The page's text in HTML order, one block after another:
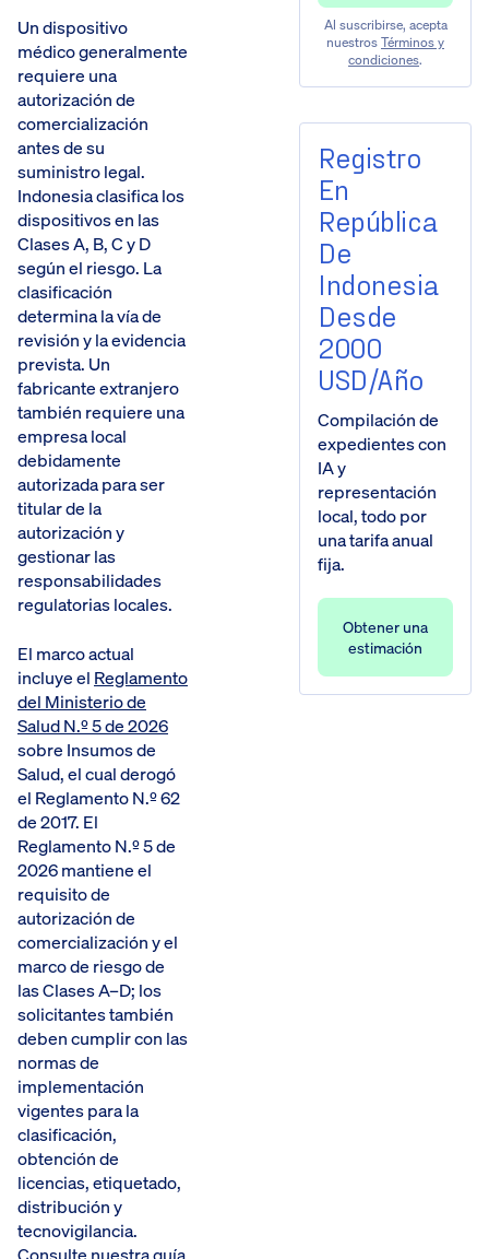
Un dispositivo
médico generalmente
requiere una
autorización de
comercialización
antes de su
suministro legal.
Indonesia clasifica los
dispositivos en las
Clases A, B, C y D
según el riesgo. La
clasificación
determina la vía de
revisión y la evidencia
prevista. Un
fabricante extranjero
también requiere una
empresa local
debidamente
autorizada para ser
titular de la
autorización y
gestionar las
responsabilidades
regulatorias locales.
El marco actual
incluye el Reglamento
del Ministerio de
Salud N.º 5 de 2026
sobre Insumos de
Salud, el cual derogó
el Reglamento N.º 62
de 2017. El
Reglamento N.º 5 de
2026 mantiene el
requisito de
autorización de
comercialización y el
marco de riesgo de
las Clases A–D; los
solicitantes también
deben cumplir con las
normas de
implementación
vigentes para la
clasificación,
obtención de
licencias, etiquetado,
distribución y
tecnovigilancia.
Al suscribirse, acepta
nuestros Términos y
condiciones.
Registro
En
República
De
Indonesia
Desde
2000
USD/año
Compilación de
expedientes con
IA y
representación
local, todo por
una tarifa anual
fija.
Obtener una
estimación